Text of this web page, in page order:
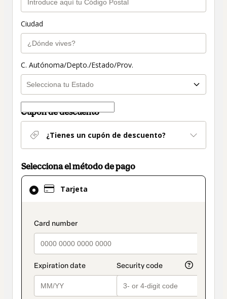
Ciudad
C. Autónoma/Depto./Estado/Prov.
Cupón de descuento
¿Tienes un cupón de descuento?
Selecciona el método de pago
Tarjeta
payment_data.section_title_v2
El
método
seleccionado
Tarjeta